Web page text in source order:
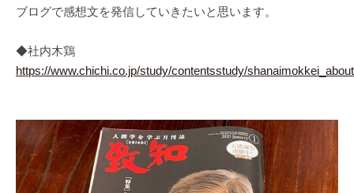
ブログで感想文を発信していきたいと思います。
◆社内木鶏
https://www.chichi.co.jp/study/contentsstudy/